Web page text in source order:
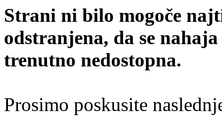
Strani ni bilo mogoče
odstranjena, da se
trenutno nedostopna.
Prosimo poskusite